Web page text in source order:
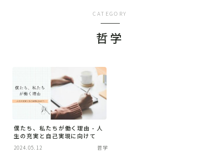
CATEGORY
哲学
僕たち、私たちが働く理由 - 人
生の充実と自己実現に向けて
2024.05.12 哲学